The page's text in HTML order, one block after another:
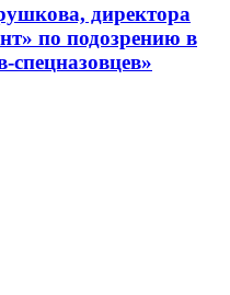
директора
по подозрению в
спецназовцев»